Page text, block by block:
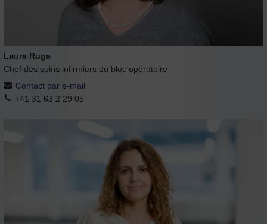
Laura Ruga
Chef des soins infirmiers du bloc opératoire
Contact par e-mail
+41 31 63 2 29 05